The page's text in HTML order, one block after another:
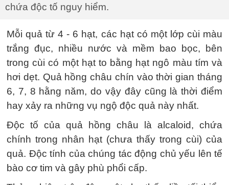
chứa độc tố nguy hiểm.
Mỗi quả từ 4 - 6 hạt, các hạt có một lớp cùi màu
trắng đục, nhiều nước và mềm bao bọc, bên
trong cùi có một hạt to bằng hạt ngô màu tím và
hơi dẹt. Quả hồng châu chín vào thời gian tháng
6, 7, 8 hằng năm, do vậy đây cũng là thời điểm
hay xảy ra những vụ ngộ độc quả này nhất.
Độc tố của quả hồng châu là alcaloid, chứa
chính trong nhân hạt (chưa thấy trong cùi) của
quả. Độc tính của chúng tác động chủ yếu lên tế
bào cơ tim và gây phù phổi cấp.